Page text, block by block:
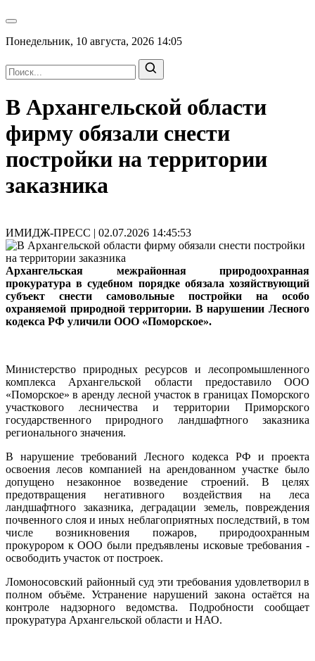
Понедельник, 10 августа, 2026 14:05
В Архангельской области
фирму обязали снести
постройки на территории
заказника
ИМИДЖ-ПРЕСС | 02.07.2026 14:45:53
Архангельская межрайонная природоохранная
прокуратура в судебном порядке обязала хозяйствующий
субъект снести самовольные постройки на особо
охраняемой природной территории. В нарушении Лесного
кодекса РФ уличили ООО «Поморское».
Министерство природных ресурсов и лесопромышленного
комплекса Архангельской области предоставило ООО
«Поморское» в аренду лесной участок в границах Поморского
участкового лесничества и территории Приморского
государственного природного ландшафтного заказника
регионального значения.
В нарушение требований Лесного кодекса РФ и проекта
освоения лесов компанией на арендованном участке было
допущено незаконное возведение строений. В целях
предотвращения негативного воздействия на леса
ландшафтного заказника, деградации земель, повреждения
почвенного слоя и иных неблагоприятных последствий, в том
числе возникновения пожаров, природоохранным
прокурором к ООО были предъявлены исковые требования -
освободить участок от построек.
Ломоносовский районный суд эти требования удовлетворил в
полном объёме. Устранение нарушений закона остаётся на
контроле надзорного ведомства. Подробности сообщает
прокуратура Архангельской области и НАО.